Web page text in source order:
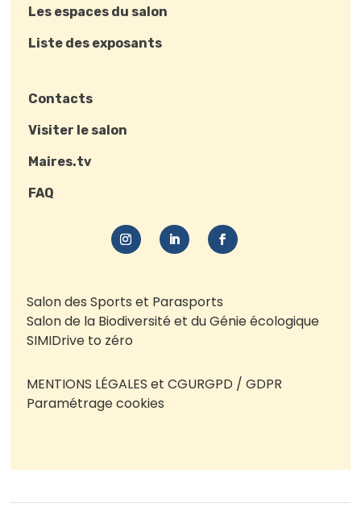
Les espaces du salon
Liste des exposants
Contacts
Visiter le salon
Maires.tv
FAQ
Salon des Sports et Parasports
Salon de la Biodiversité et du Génie écologique
SIMIDrive to zéro
MENTIONS LÉGALES et CGURGPD / GDPR
Paramétrage cookies